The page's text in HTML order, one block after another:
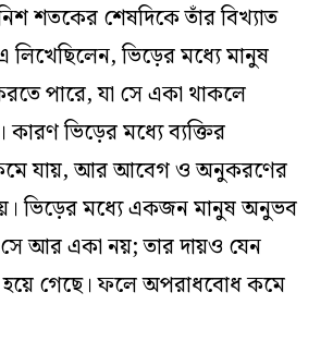
শতকের শেষদিকে তাঁর বিখ্যাত
এ লিখেছিলেন, ভিড়ের মধ্যে মানুষ
পারে, যা সে একা থাকলে
ভিড়ের মধ্যে ব্যক্তির
যায়, আর আবেগ ও অনুকরণের
ভিড়ের মধ্যে একজন মানুষ অনুভব
আর একা নয়; তার দায়ও যেন
হয়ে গেছে। ফলে অপরাধবোধ কমে